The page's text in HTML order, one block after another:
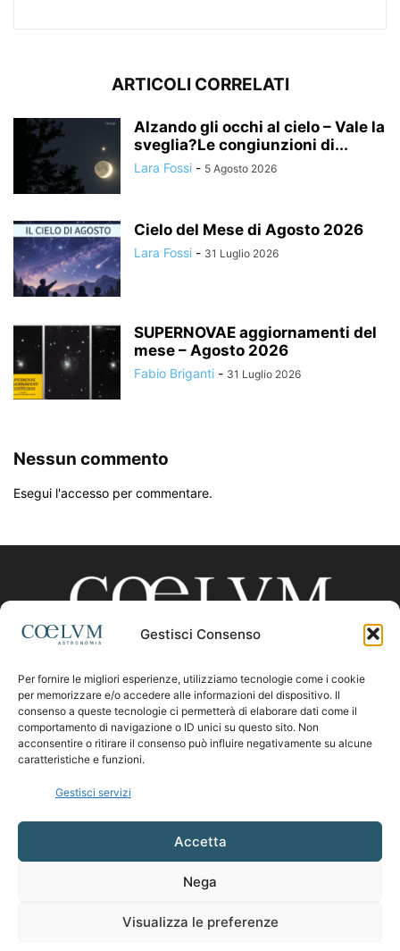
Gestisci Consenso
Per fornire le migliori esperienze, utilizziamo tecnologie come i cookie
per memorizzare e/o accedere alle informazioni del dispositivo. Il
consenso a queste tecnologie ci permetterà di elaborare dati come il
comportamento di navigazione o ID unici su questo sito. Non
acconsentire o ritirare il consenso può influire negativamente su alcune
caratteristiche e funzioni.
Gestisci servizi
Accetta
Nega
Visualizza le preferenze
ARTICOLI CORRELATI
Alzando gli occhi al cielo – Vale la
sveglia?Le congiunzioni di...
Lara Fossi - 5 Agosto 2026
Cielo del Mese di Agosto 2026
Lara Fossi - 31 Luglio 2026
SUPERNOVAE aggiornamenti del
mese – Agosto 2026
Fabio Briganti - 31 Luglio 2026
Nessun commento
Esegui l'accesso per commentare.
CHI SIAMO
Contattaci:coelumastro@coelum.com